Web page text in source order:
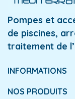
Pompes et
de piscines,
traitement de
INFORMATIONS
NOS PRODUITS